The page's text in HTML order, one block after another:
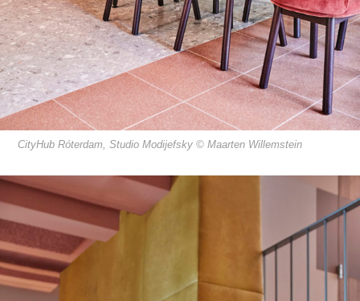
CityHub Róterdam, Studio Modijefsky © Maarten Willemstein